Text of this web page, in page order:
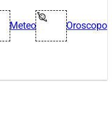
Meteo Oroscopo